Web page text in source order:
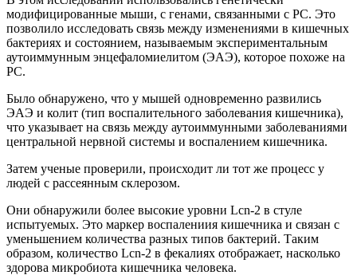
модифицированные мыши, с генами, связанными с РС. Это
позволило исследовать связь между изменениями в кишечных
бактериях и состоянием, называемым экспериментальным
аутоиммунным энцефаломиелитом (ЭАЭ), которое похоже на
РС.
Было обнаружено, что у мышей одновременно развились
ЭАЭ и колит (тип воспалительного заболевания кишечника),
что указывает на связь между аутоиммунными заболеваниями
центральной нервной системы и воспалением кишечника.
Затем ученые проверили, происходит ли тот же процесс у
людей с рассеянным склерозом.
Они обнаружили более высокие уровни Lcn-2 в стуле
испытуемых. Это маркер воспалениия кишечника и связан с
уменьшением количества разных типов бактерий. Таким
образом, количество Lcn-2 в фекалиях отображает, насколько
здорова микробиота кишечника человека.